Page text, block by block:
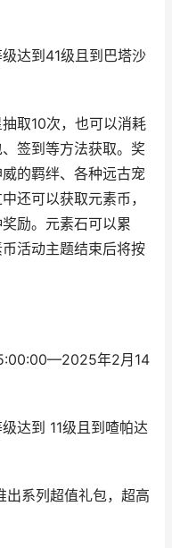
达到41级且到巴塔沙
取10次，也可以消耗
签到等方法获取。奖
的羁绊、各种远古宠
还可以获取元素币，
励。元素石可以累
活动主题结束后将按
年2月14
达到 11级且到喳帕达
出系列超值礼包，超高